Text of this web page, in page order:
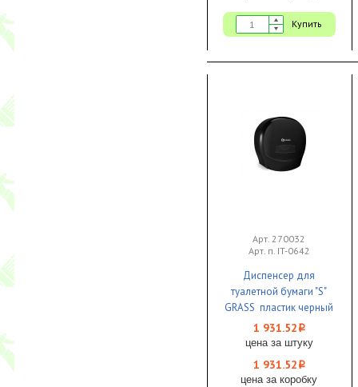
Купить
Арт. 270032
Арт. п. IT-0642
Диспенсер для
туалетной бумаги "S"
GRASS пластик черный
1/1
1 931.52 i
цена за штуку
1 931.52 i
цена за коробку